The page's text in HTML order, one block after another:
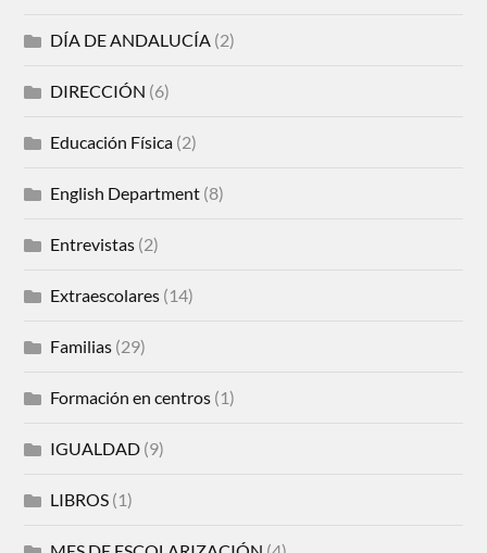
DÍA DE ANDALUCÍA (2)
DIRECCIÓN (6)
Educación Física (2)
English Department (8)
Entrevistas (2)
Extraescolares (14)
Familias (29)
Formación en centros (1)
IGUALDAD (9)
LIBROS (1)